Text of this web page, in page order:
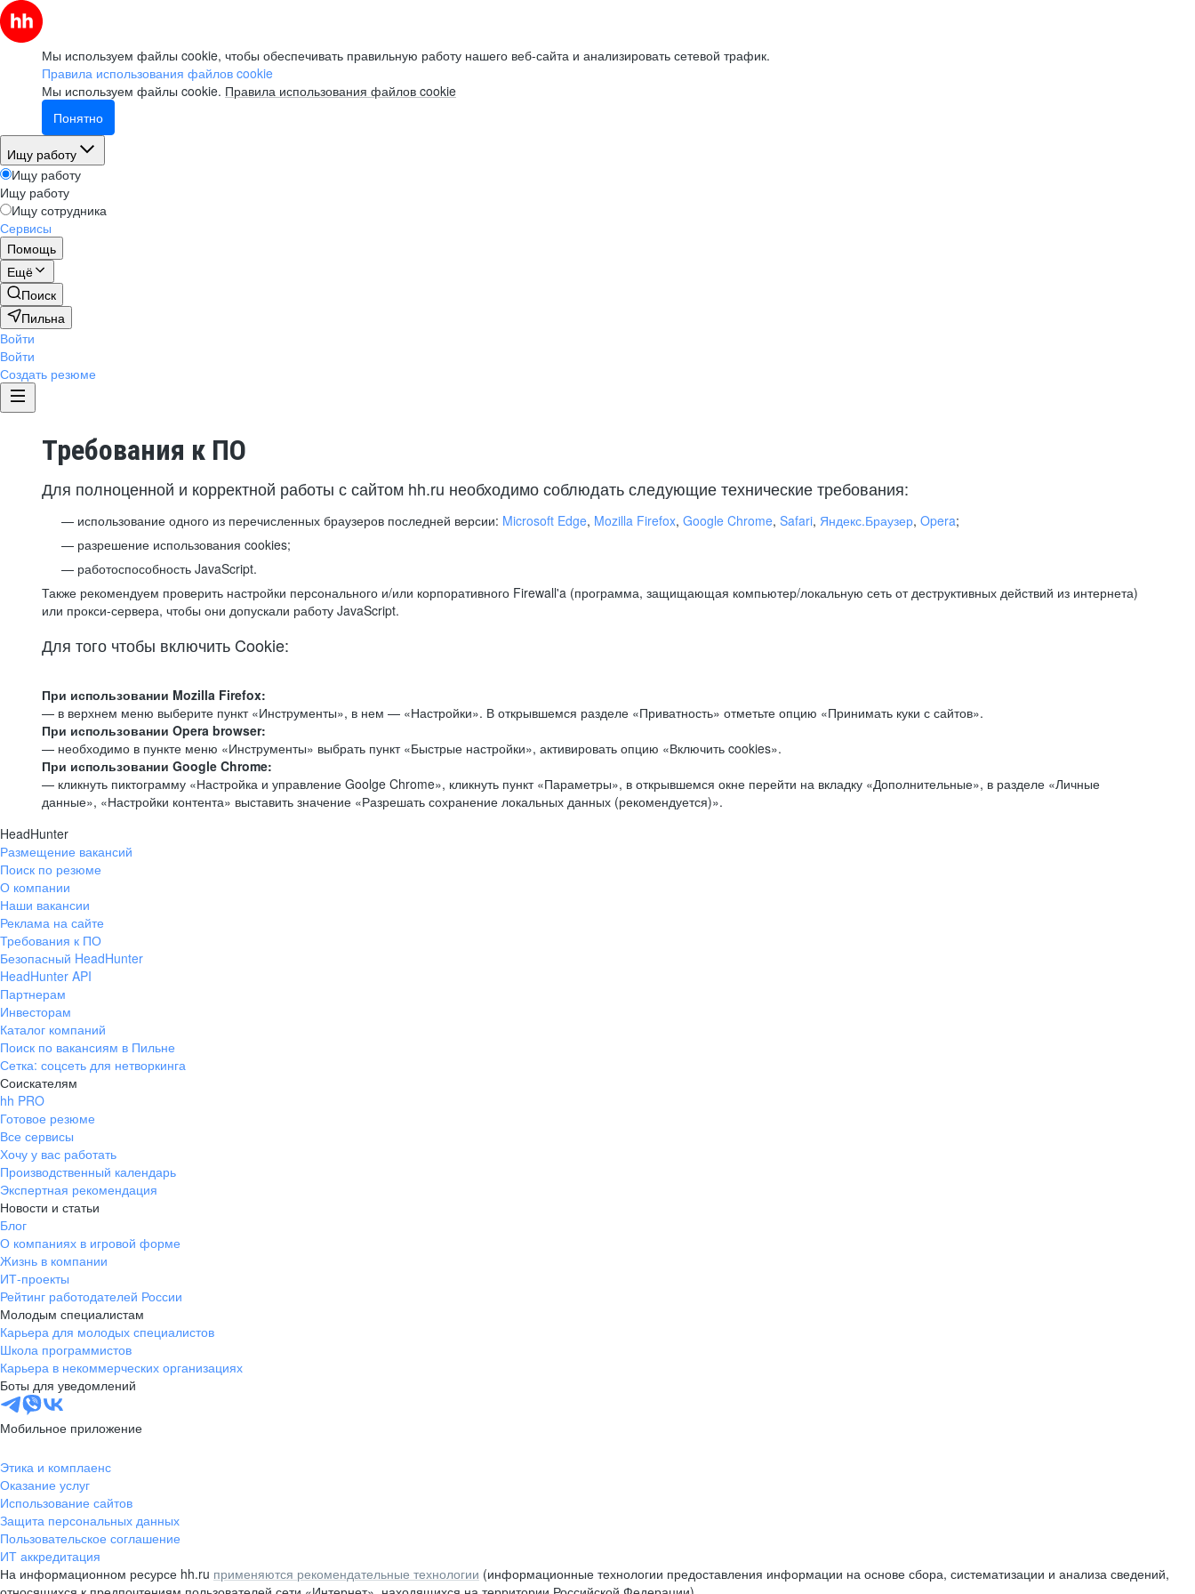
Мы используем файлы cookie, чтобы обеспечивать правильную работу нашего веб-сайта и анализировать сетевой трафик.
Правила использования файлов cookie
Мы используем файлы cookie. Правила использования файлов cookie
Понятно
Ищу работу
Ищу работу
Ищу работу
Ищу сотрудника
Сервисы
Помощь
Ещё
Поиск
Пильна
Войти
Войти
Создать резюме
Требования к ПО
Для полноценной и корректной работы с сайтом hh.ru необходимо соблюдать следующие технические требования:
использование одного из перечисленных браузеров последней версии: Microsoft Edge, Mozilla Firefox, Google Chrome, Safari, Яндекс.Браузер, Opera;
разрешение использования cookies;
работоспособность JavaScript.
Также рекомендуем проверить настройки персонального и/или корпоративного Firewall'a (программа, защищающая компьютер/локальную сеть от деструктивных действий из интернета)
или прокси-сервера, чтобы они допускали работу JavaScript.
Для того чтобы включить Cookie:
При использовании Mozilla Firefox:
— в верхнем меню выберите пункт «Инструменты», в нем — «Настройки». В открывшемся разделе «Приватность» отметьте опцию «Принимать куки с сайтов».
При использовании Opera browser:
— необходимо в пункте меню «Инструменты» выбрать пункт «Быстрые настройки», активировать опцию «Включить cookies».
При использовании Google Chrome:
— кликнуть пиктограмму «Настройка и управление Goolge Chrome», кликнуть пункт «Параметры», в открывшемся окне перейти на вкладку «Дополнительные», в разделе «Личные
данные», «Настройки контента» выставить значение «Разрешать сохранение локальных данных (рекомендуется)».
HeadHunter
Размещение вакансий
Поиск по резюме
О компании
Наши вакансии
Реклама на сайте
Требования к ПО
Безопасный HeadHunter
HeadHunter API
Партнерам
Инвесторам
Каталог компаний
Поиск по вакансиям в Пильне
Сетка: соцсеть для нетворкинга
Соискателям
hh PRO
Готовое резюме
Все сервисы
Хочу у вас работать
Производственный календарь
Экспертная рекомендация
Новости и статьи
Блог
О компаниях в игровой форме
Жизнь в компании
ИТ-проекты
Рейтинг работодателей России
Молодым специалистам
Карьера для молодых специалистов
Школа программистов
Карьера в некоммерческих организациях
Боты для уведомлений
Мобильное приложение
Этика и комплаенс
Оказание услуг
Использование сайтов
Защита персональных данных
Пользовательское соглашение
ИТ аккредитация
На информационном ресурсе hh.ru применяются рекомендательные технологии (информационные технологии предоставления информации на основе сбора, систематизации и анализа сведений,